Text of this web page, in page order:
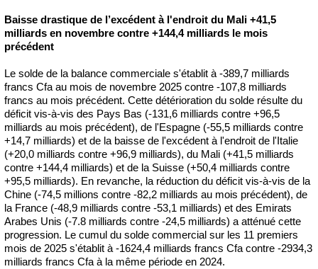
Baisse drastique de l’excédent à l'endroit du Mali +41,5
milliards en novembre contre +144,4 milliards le mois
précédent
Le solde de la balance commerciale s'établit à -389,7 milliards
francs Cfa au mois de novembre 2025 contre -107,8 milliards
francs au mois précédent. Cette détérioration du solde résulte du
déficit vis-à-vis des Pays Bas (-131,6 milliards contre +96,5
milliards au mois précédent), de l'Espagne (-55,5 milliards contre
+14,7 milliards) et de la baisse de l'excédent à l'endroit de l'Italie
(+20,0 milliards contre +96,9 milliards), du Mali (+41,5 milliards
contre +144,4 milliards) et de la Suisse (+50,4 milliards contre
+95,5 milliards). En revanche, la réduction du déficit vis-à-vis de la
Chine (-74,5 millions contre -82,2 milliards au mois précédent), de
la France (-48,9 milliards contre -53,1 milliards) et des Emirats
Arabes Unis (-7.8 milliards contre -24,5 milliards) a atténué cette
progression. Le cumul du solde commercial sur les 11 premiers
mois de 2025 s'établit à -1624,4 milliards francs Cfa contre -2934,3
milliards francs Cfa à la même période en 2024.